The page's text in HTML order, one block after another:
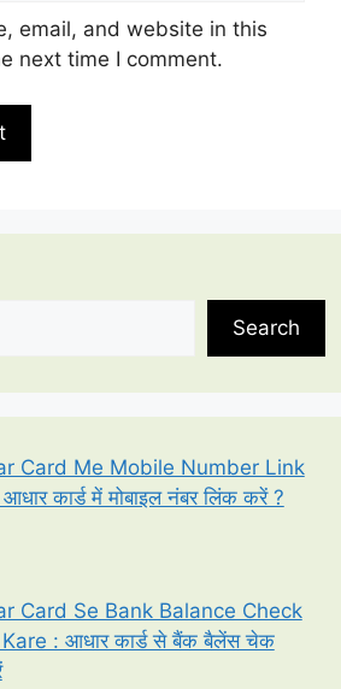
email, and website in this
next time I comment.
Search
Card Me Mobile Number Link
कार्ड में मोबाइल नंबर लिंक करें ?
Card Se Bank Balance Check
: आधार कार्ड से बैंक बैलेंस चेक